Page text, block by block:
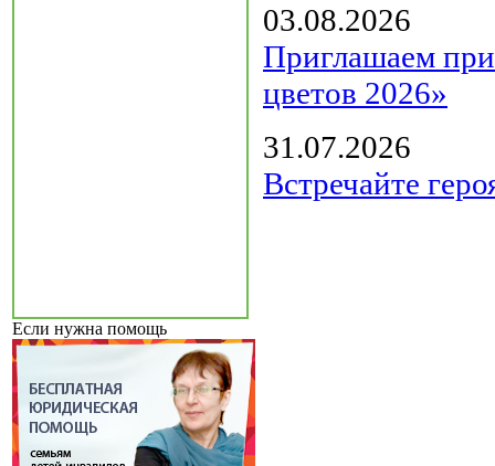
Если нужна помощь
03.08.2026
Приглашаем
цветов 2026»
31.07.2026
Встречайте